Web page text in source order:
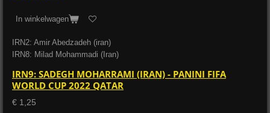
In winkelwagen
IRN2: Amir Abedzadeh (iran)
IRN8: Milad Mohammadi (Iran)
IRN9: SADEGH MOHARRAMI (IRAN) - PANINI FIFA
WORLD CUP 2022 QATAR
€ 1,25